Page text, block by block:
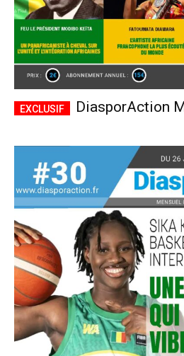
DiasporAction